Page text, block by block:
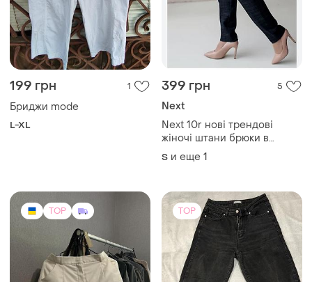
199 грн 1
Бриджи mode
L-XL
399 грн 5
Next
Next 10r нові трендові
жіночі штани брюки в
клітинку низька посадка у
складі вовна шерсть базові
S и еще 1
TOP TOP